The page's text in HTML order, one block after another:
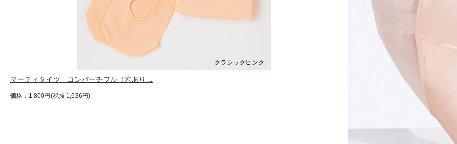
マーティタイツ コンバーチブル（穴あり…
価格：1,800円(税抜 1,636円)